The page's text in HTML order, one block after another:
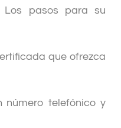
Los pasos para su
que ofrezca
número telefónico y